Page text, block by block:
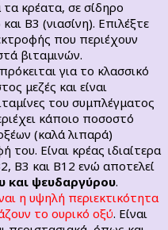
κρέατα, σε σίδηρο
Β3 (νιασίνη). Επιλέξτε
που περιέχουν
βιταμινών.
πρόκειται για το κλασσικό
μεζές και είναι
του συμπλέγματος
κάποιο ποσοστό
(καλά λιπαρά)
του. Είναι κρέας ιδιαίτερα
Β3 και Β12 ενώ αποτελεί
και ψευδαργύρου.
η υψηλή περιεκτικότητα
το ουρικό οξύ. Είναι